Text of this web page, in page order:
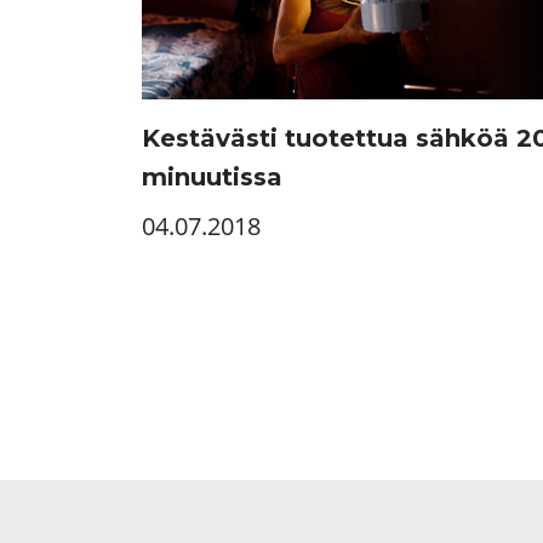
Kestävästi tuotettua sähköä
minuutissa
04.07.2018